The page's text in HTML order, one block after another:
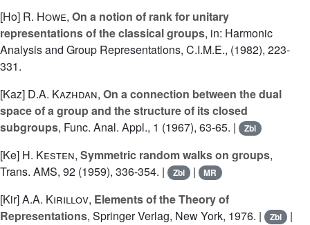
[Ho] R. Howe, On a notion of rank for unitary
representations of the classical groups, in: Harmonic
Analysis and Group Representations, C.I.M.E., (1982), 223-
331.
[Kaz] D.A. Kazhdan, On a connection between the dual
space of a group and the structure of its closed
subgroups, Func. Anal. Appl., 1 (1967), 63-65. | Zbl
[Ke] H. Kesten, Symmetric random walks on groups,
Trans. AMS, 92 (1959), 336-354. |
Zbl | MR
[Kir]A.A. Kirillov, Elements of the Theory of
Representations, Springer Verlag, New York, 1976. | Zbl |